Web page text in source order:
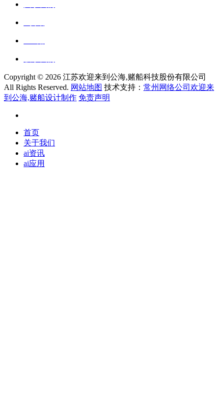
Copyright © 2026 江苏欢迎来到公海,赌船科技股份有限公司
All Rights Reserved. 网站地图 技术支持： 常州网络公司欢迎来
到公海,赌船设计制作 免责声明
首页
关于我们
ai资讯
ai应用